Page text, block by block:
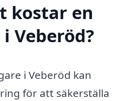
kostar en
Veberöd?
i Veberöd kan
för att säkerställa